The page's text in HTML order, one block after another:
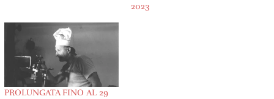
2023
PROLUNGATA FINO AL 29